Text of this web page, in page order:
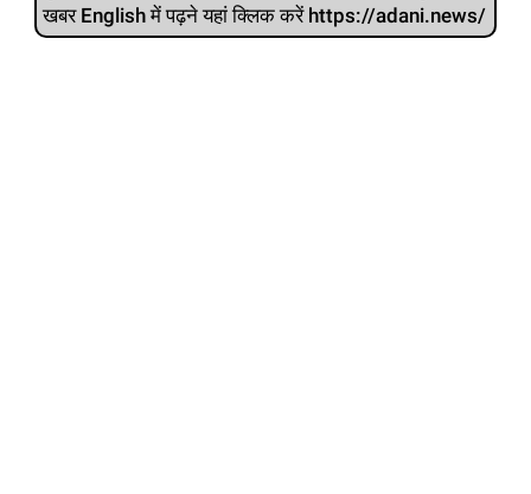
खबर English में पढ़ने यहां क्लिक करें https://adani.news/